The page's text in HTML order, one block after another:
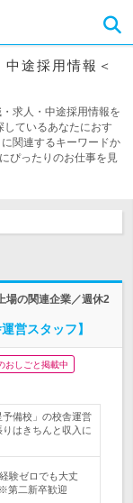
途採用情報＜
求人・中途採用情報を
ているあなたにおす
関連するキーワードか
ぴったりのお仕事を見
場の関連企業／週休2
営スタッフ】
おしごと掲載中
予備校」の校舎運営
はきちんと収入に
験ゼロでも大丈
第二新卒歓迎